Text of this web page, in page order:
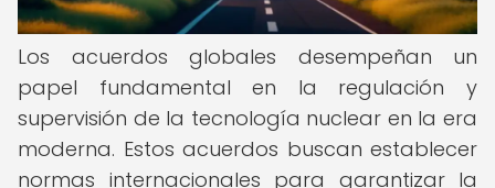
Los acuerdos globales desempeñan un
papel fundamental en la regulación y
supervisión de la tecnología nuclear en la era
moderna. Estos acuerdos buscan establecer
normas internacionales para garantizar la